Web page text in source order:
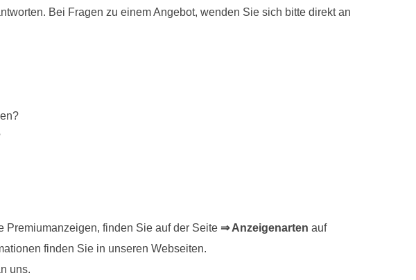
Bei Fragen zu einem Angebot, wenden Sie sich bitte direkt an
Premiumanzeigen, finden Sie auf der Seite ⇒ Anzeigenarten auf
finden Sie in unseren Webseiten.
uns.